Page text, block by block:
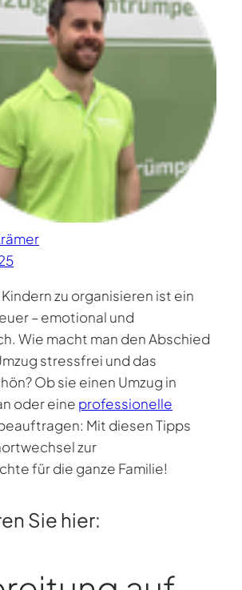
zu organisieren ist ein
– emotional und
Wie macht man den Abschied
stressfrei und das
Ob sie einen Umzug in
oder eine professionelle
Mit diesen Tipps
zur
für die ganze Familie!
Sie hier: